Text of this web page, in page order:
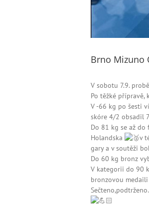
Brno Mizuno
V sobotu 7.9.
Po těžké
V -66 kg po šesti
skóre 4/2 obsadil
Do 81 kg se až
Holandska
v
gary a v soutěži
Do 60 kg bronz
V kategorii do 90
bronzovou medaili